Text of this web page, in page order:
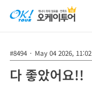
#8494 · May 04 2026, 11:02
다 좋았어요!!